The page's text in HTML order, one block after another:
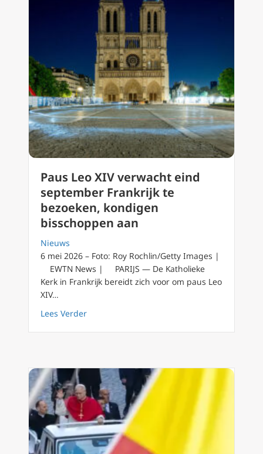
Paus Leo XIV verwacht eind
september Frankrijk te
bezoeken, kondigen
bisschoppen aan
Nieuws
6 mei 2026 – Foto: Roy Rochlin/Getty Images |
EWTN News | PARIJS — De Katholieke
Kerk in Frankrijk bereidt zich voor om paus Leo
XIV…
Lees Verderabout Paus Leo XIV verwacht eind